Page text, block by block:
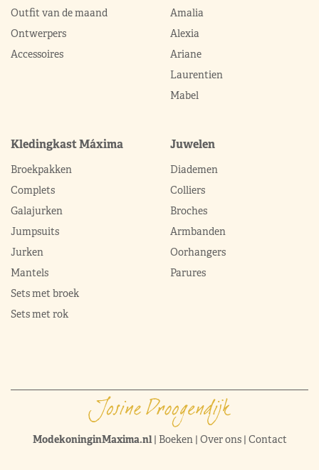
Outfit van de maand
Ontwerpers
Accessoires
Amalia
Alexia
Ariane
Laurentien
Mabel
Kledingkast Máxima
Broekpakken
Complets
Galajurken
Jumpsuits
Jurken
Mantels
Sets met broek
Sets met rok
Juwelen
Diademen
Colliers
Broches
Armbanden
Oorhangers
Parures
ModekoninginMaxima.nl| Boeken| Over ons| Contact